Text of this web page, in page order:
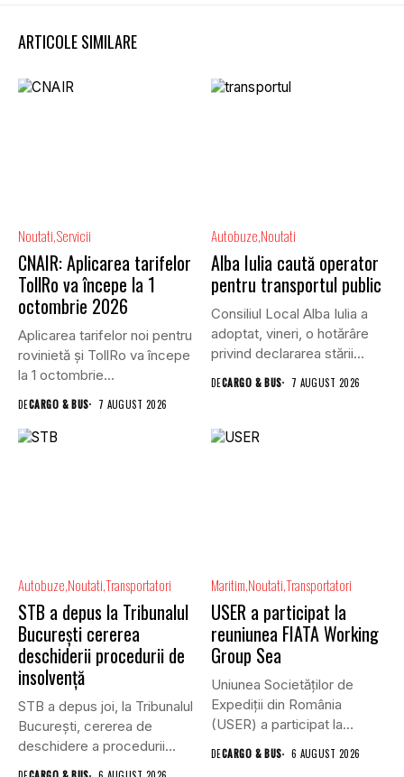
ARTICOLE SIMILARE
Noutati Servicii
CNAIR: Aplicarea tarifelor
TollRo va începe la 1
octombrie 2026
Aplicarea tarifelor noi pentru
rovinietă și TollRo va începe
la 1 octombrie...
DECARGO & BUS 7 AUGUST 2026
Autobuze Noutati
Alba Iulia caută operator
pentru transportul public
Consiliul Local Alba Iulia a
adoptat, vineri, o hotărâre
privind declararea stării...
DECARGO & BUS 7 AUGUST 2026
Autobuze NoutatiTransportatori
STB a depus la Tribunalul
București cererea
deschiderii procedurii de
insolvență
STB a depus joi, la Tribunalul
Bucureşti, cererea de
deschidere a procedurii...
Maritim NoutatiTransportatori
USER a participat la
reuniunea FIATA Working
Group Sea
Uniunea Societăților de
Expediții din România
(USER) a participat la
reuniunea online...
DECARGO & BUS 6 AUGUST 2026